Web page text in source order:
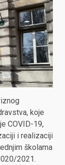
koje
COVID-19,
i realizaciji
školama
2021.